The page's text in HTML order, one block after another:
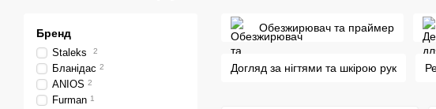
Обезжирювач та праймер
Догляд за нігтями та шкірою рук
Бренд
Staleks 2
Бланідас 2
ANIOS 2
Furman 1